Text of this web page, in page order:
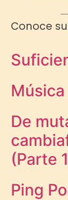
Conoce
De
(Parte
Ping